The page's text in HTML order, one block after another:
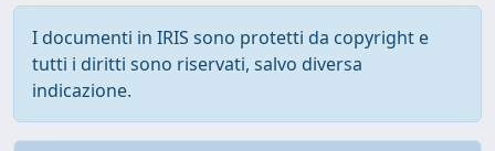
I documenti in IRIS sono protetti da copyright e
tutti i diritti sono riservati, salvo diversa
indicazione.